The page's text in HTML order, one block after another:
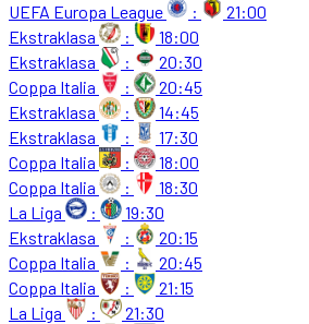
UEFA Europa League
:
21:00
Ekstraklasa
:
18:00
Ekstraklasa
:
20:30
Coppa Italia
:
20:45
Ekstraklasa
:
14:45
Ekstraklasa
:
17:30
Coppa Italia
:
18:00
Coppa Italia
:
18:30
La Liga
:
19:30
Ekstraklasa
:
20:15
Coppa Italia
:
20:45
Coppa Italia
:
21:15
La Liga
:
21:30